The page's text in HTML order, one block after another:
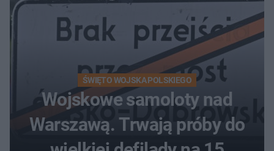
ŚWIĘTO WOJSKA POLSKIEGO
Wojskowe samoloty nad
Warszawą. Trwają próby do